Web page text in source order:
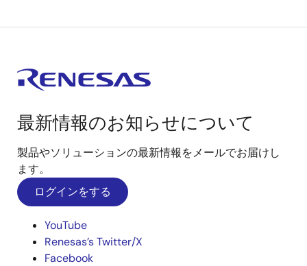
最新情報のお知らせについて
製品やソリューションの最新情報をメールでお届けし
ます。
ログインをする
YouTube
Renesas’s Twitter/X
Facebook